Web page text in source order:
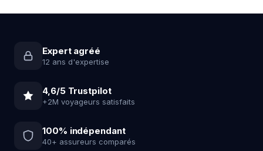
Expert agréé
12 ans d'expertise
4,6/5 Trustpilot
+2M voyageurs satisfaits
100% indépendant
40+ assureurs comparés